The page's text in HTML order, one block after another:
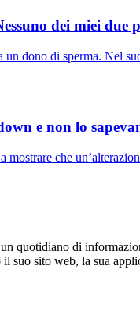
dei miei due
un dono di sperma. Nel
e non lo
mostrare che
quotidiano di
il suo sito web, la sua